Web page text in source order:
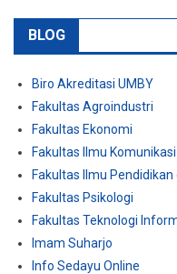
BLOG
Biro Akreditasi UMBY
Fakultas Agroindustri
Fakultas Ekonomi
Fakultas Ilmu Komunikasi
Fakultas Ilmu
Fakultas Psikologi
Fakultas Teknologi
Imam Suharjo
Info Sedayu Online